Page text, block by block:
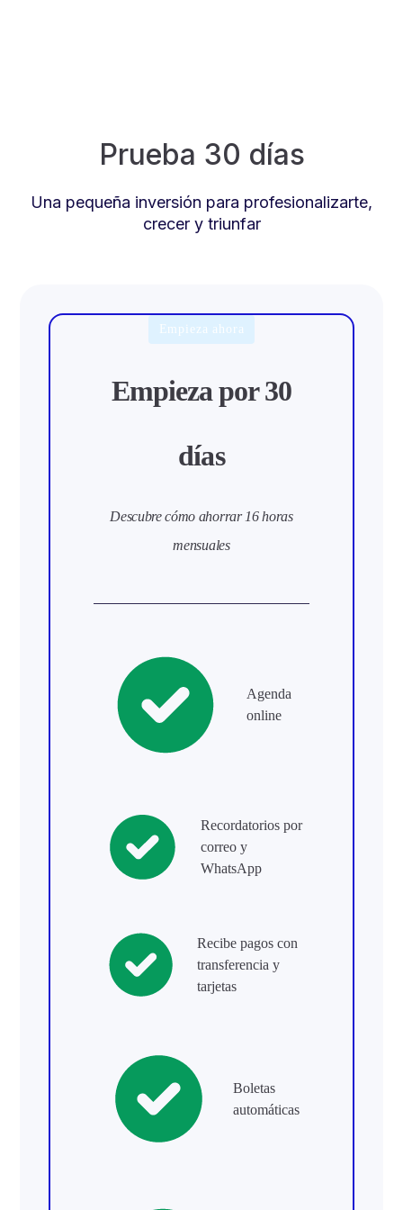
Prueba 30 días
Una pequeña inversión para profesionalizarte,
crecer y triunfar
Empieza ahora
Empieza por 30
días
Descubre cómo ahorrar 16 horas
mensuales
Agenda
online
Recordatorios por
correo y
WhatsApp
Recibe pagos con
transferencia y
tarjetas
Boletas
automáticas